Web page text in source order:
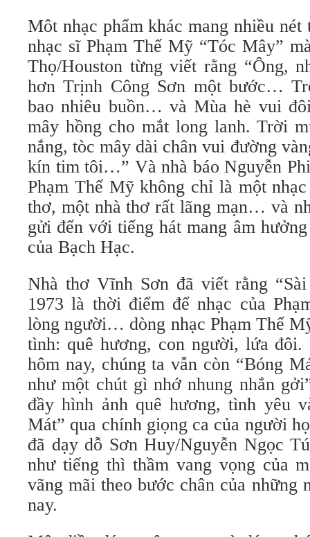
Môt nhạc phẩm khác mang nhiều
nhạc sĩ Phạm Thế Mỹ “Tóc Mây”
Thọ/Houston từng viết rằng “Ông,
hơn Trịnh Công Sơn một bước…
bao nhiêu buồn… và Mùa hè vui
mây hồng cho mắt long lanh. Trời
nắng, tòc mây dài chân vui đường
kín tim tôi…” Và nhà báo Nguyễn
Phạm Thế Mỹ không chỉ là một
thơ, một nhà thơ rất lãng mạn… và
gửi đến với tiếng hát mang âm
của Bạch Hạc.
Nhà thơ Vĩnh Sơn đã viết rằng
1973 là thời điểm để nhạc của
lòng người… dòng nhạc Phạm Thế
tình: quê hương, con người, lứa
hôm nay, chúng ta vẫn còn “Bóng
như một chút gì nhớ nhung nhắn
đầy hình ảnh quê hương, tình yêu
Mát” qua chính giọng ca của người
đã dạy dỗ Sơn Huy/Nguyễn Ngọc
như tiếng thì thầm vang vọng của
vãng mãi theo bước chân của những
nay.